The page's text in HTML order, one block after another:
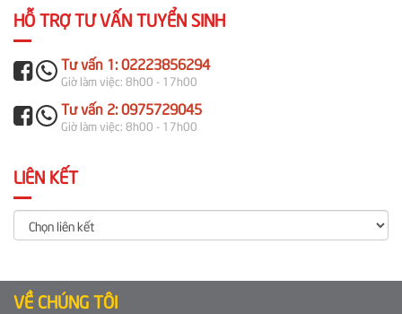
HỖ TRỢ TƯ VẤN TUYỂN SINH
Tư vấn 1: 02223856294
Giờ làm việc: 8h00 - 17h00
Tư vấn 2: 0975729045
Giờ làm việc: 8h00 - 17h00
LIÊN KẾT
VỀ CHÚNG TÔI